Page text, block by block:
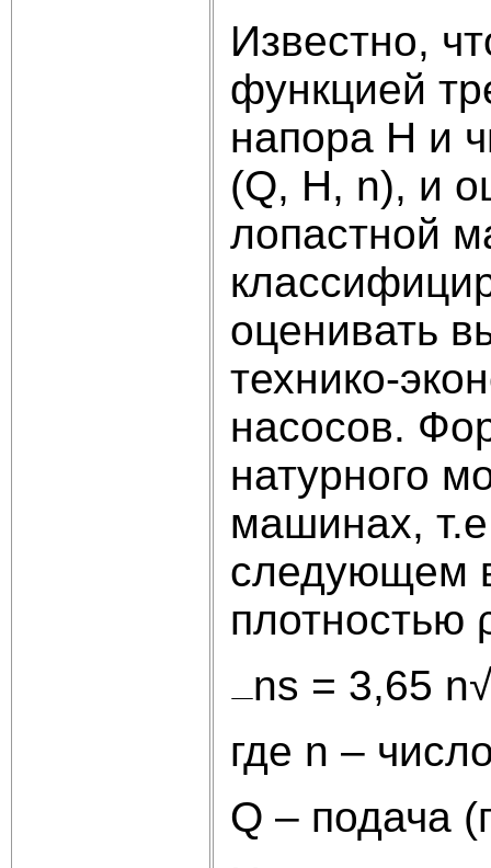
Известно,
функцией
напора H и
(Q, H, n), и
лопастной
оценивать
технико-
насосов.
натурного
машинах,
следующем
плотностью
ns = 3,65
где n –
Q – подача